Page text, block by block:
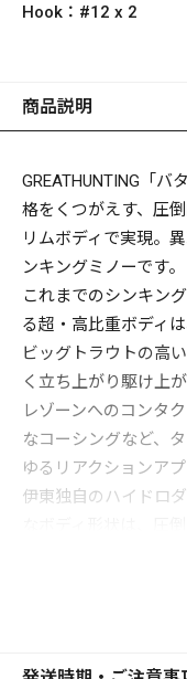
Hook： #12 x 2
商品説明
GREATHUNTING「
格をくつがえす、圧
リムボディで実現。
ンキングミノーです。
これまでのシンキン
る超・高比重ボディ
ビッグトラウトの高
く立ち上がり駆け上
レゾーンへのコンタ
なコーシングなど、
ゆるリアクションア
伊東独自のハイドロ
を確実に掴むオフセ
す。